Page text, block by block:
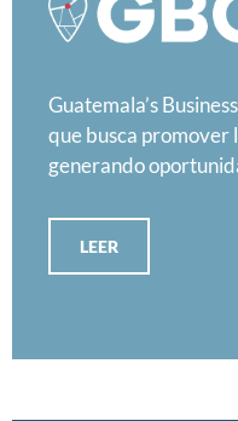
Guatemala’s
que busca promover
generando
LEER